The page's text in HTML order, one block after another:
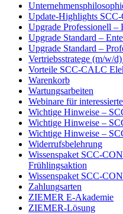
Update-Highlights
Upgrade Professionell –
Upgrade Standard –
Upgrade Standard –
Vertriebsstratege (m/w/
Vorteile SCC-CALC
Warenkorb
Wartungsarbeiten
Webinare für
Wichtige Hinweise –
Wichtige Hinweise –
Wichtige Hinweise –
Widerrufsbelehrung
Wissenspaket SCC-
Frühlingsaktion
Wissenspaket SCC-
Zahlungsarten
ZIEMER E-Akademie
ZIEMER-Lösung